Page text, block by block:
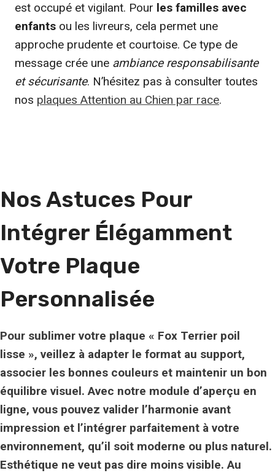
est occupé et vigilant. Pour les familles avec
enfants ou les livreurs, cela permet une
approche prudente et courtoise. Ce type de
message crée une ambiance responsabilisante
et sécurisante. N’hésitez pas à consulter toutes
nos plaques Attention au Chien par race.
Nos Astuces Pour
Intégrer Élégamment
Votre Plaque
Personnalisée
Pour sublimer votre plaque « Fox Terrier poil
lisse », veillez à adapter le format au support,
associer les bonnes couleurs et maintenir un bon
équilibre visuel. Avec notre module d’aperçu en
ligne, vous pouvez valider l’harmonie avant
impression et l’intégrer parfaitement à votre
environnement, qu’il soit moderne ou plus naturel.
Esthétique ne veut pas dire moins visible. Au